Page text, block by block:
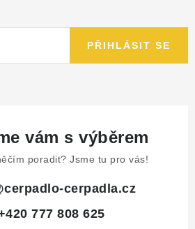
PŘIHLÁSIT SE
vám s výběrem
poradit? Jsme tu pro vás!
cerpadlo-cerpadla.cz
777 808 625